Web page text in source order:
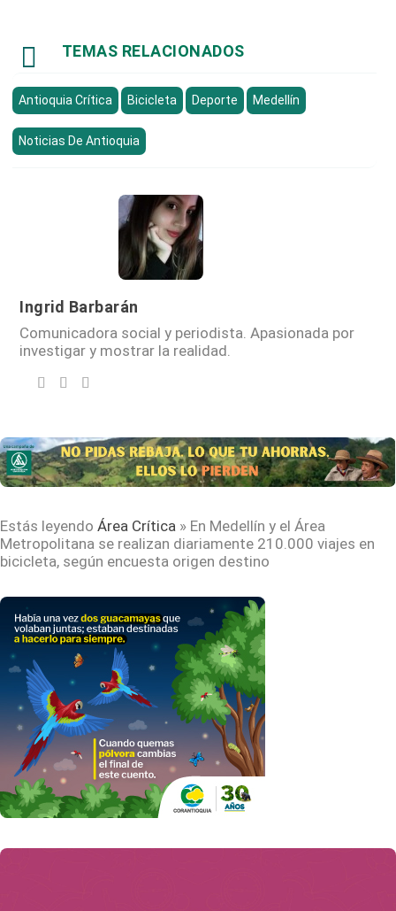
 TEMAS RELACIONADOS
Antioquia Crítica Bicicleta Deporte Medellín
Noticias De Antioquia
Ingrid Barbarán
Comunicadora social y periodista. Apasionada por
investigar y mostrar la realidad.
Estás leyendo Área Crítica » En Medellín y el Área
Metropolitana se realizan diariamente 210.000 viajes en
bicicleta, según encuesta origen destino